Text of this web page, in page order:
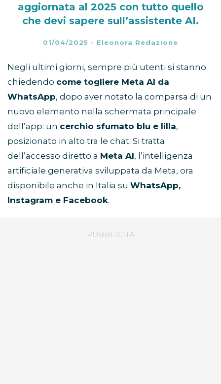
aggiornata al 2025 con tutto quello
che devi sapere sull’assistente AI.
01/04/2025 - Eleonora Redazione
Negli ultimi giorni, sempre più utenti si stanno
chiedendo come togliere Meta AI da
WhatsApp, dopo aver notato la comparsa di un
nuovo elemento nella schermata principale
dell’app: un cerchio sfumato blu e lilla,
posizionato in alto tra le chat. Si tratta
dell’accesso diretto a Meta AI, l’intelligenza
artificiale generativa sviluppata da Meta, ora
disponibile anche in Italia su WhatsApp,
Instagram e Facebook.